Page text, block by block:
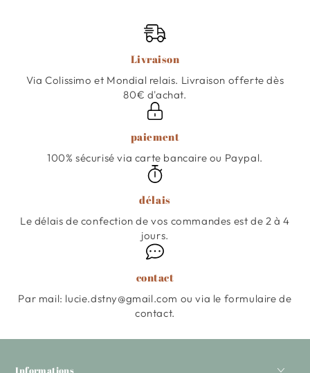
Livraison
Via Colissimo et Mondial relais. Livraison offerte dès
80€ d'achat.
paiement
100% sécurisé via carte bancaire ou Paypal.
délais
Le délais de confection de vos commandes est de 2 à 4
jours.
contact
Par mail: lucie.dstny@gmail.com ou via le formulaire de
contact.
Informations